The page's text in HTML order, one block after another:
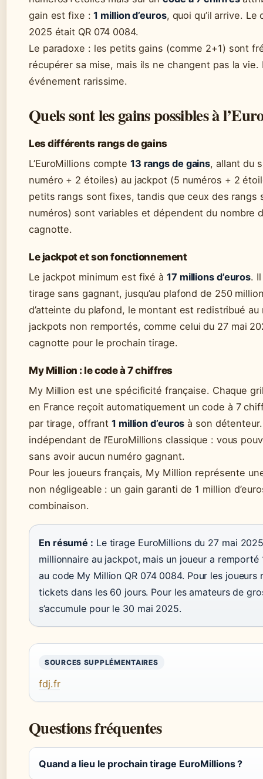
gain est fixe :1 million d’euros, quoi qu’il arrive.
2025 était QR 074 0084.
Le paradoxe : les petits gains (comme 2+1) sont
récupérer sa mise, mais ils ne changent pas la
événement rarissime.
Quels sont les gains possibles à
Les différents rangs de gains
L’EuroMillions compte 13 rangs de gains, allant du
numéro + 2 étoiles) au jackpot (5 numéros + 2
petits rangs sont fixes, tandis que ceux des rangs
numéros) sont variables et dépendent du nombre
cagnotte.
Le jackpot et son fonctionnement
Le jackpot minimum est fixé à 17 millions d’euros.
tirage sans gagnant, jusqu’au plafond de 250
d’atteinte du plafond, le montant est redistribué au
jackpots non remportés, comme celui du 27 mai
cagnotte pour le prochain tirage.
My Million : le code à 7 chiffres
My Million est une spécificité française. Chaque
en France reçoit automatiquement un code à 7
par tirage, offrant 1 million d’euros à son
indépendant de l’EuroMillions classique : vous
sans avoir aucun numéro gagnant.
Pour les joueurs français, My Million représente
non négligeable : un gain garanti de 1 million
combinaison.
En résumé : Le tirage EuroMillions du 27 mai
millionnaire au jackpot, mais un joueur a remporté
au code My Million QR 074 0084. Pour les joueurs
tickets dans les 60 jours. Pour les amateurs de
s’accumule pour le 30 mai 2025.
SOURCES SUPPLÉMENTAIRES
fdj.fr
Questions fréquentes
Quand a lieu le prochain tirage EuroMillions ?